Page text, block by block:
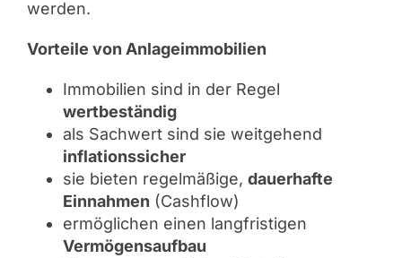
werden.
Vorteile von Anlageimmobilien
Immobilien sind in der Regel
wertbeständig
als Sachwert sind sie weitgehend
inflationssicher
sie bieten regelmäßige, dauerhafte
Einnahmen (Cashflow)
ermöglichen einen langfristigen
Vermögensaufbau